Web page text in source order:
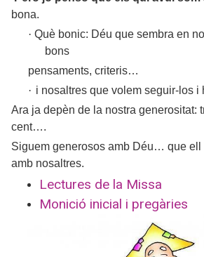
bona.
· Què bonic: Déu que sembra en
bons
pensaments, criteris…
· i nosaltres que volem seguir-los i
Ara ja depèn de la nostra generositat:
cent….
Siguem generosos amb Déu… que ell
amb nosaltres.
Lectures de la Missa
Monició inicial i pregàries